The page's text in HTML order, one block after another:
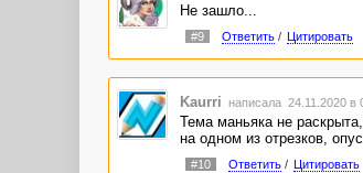
Не зашло...
#9 Ответить/ Цитировать
Kaurri написала 24.11.2020 в
Тема маньяка не
на одном из отрезков,
#10 Ответить/ Цитировать